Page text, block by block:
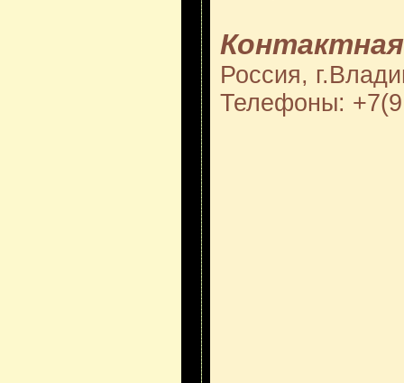
Россия,
Телефоны: